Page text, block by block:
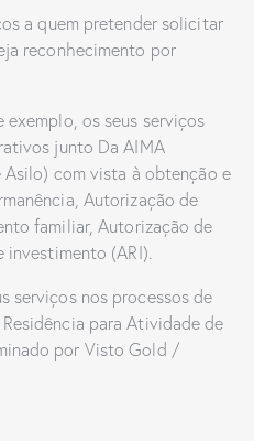
a quem pretender solicitar
reconhecimento por
os seus serviços
junto Da AIMA
com vista à obtenção e
Autorização de
familiar, Autorização de
investimento (ARI).
serviços nos processos de
para Atividade de
por Visto Gold /